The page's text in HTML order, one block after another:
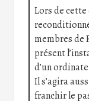
Lors de
membres de
présent
d’un
Il s’agira
franchir le